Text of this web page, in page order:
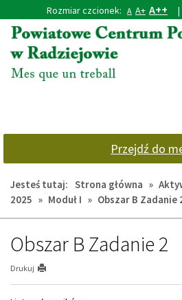
Przejdź
głównej
treści
Przejdź
wyszukiwarki
Rozmiar czcionek: A A+ A++ |
Przejdź do
Jesteś tutaj: Strona główna »
2025 » Moduł I » Obszar B Zadanie
Obszar B Zadanie 2
Drukuj